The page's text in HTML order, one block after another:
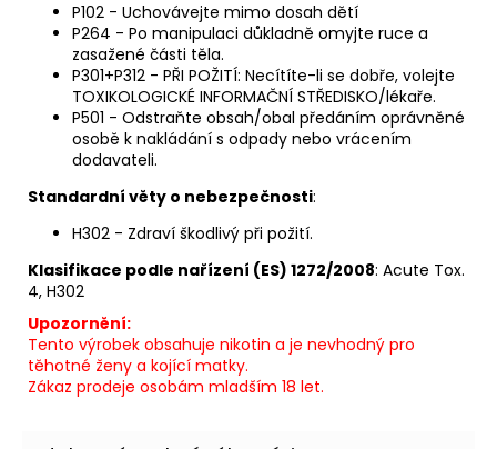
P102 - Uchovávejte mimo dosah dětí
P264 - Po manipulaci důkladně omyjte ruce a
zasažené části těla.
P301+P312 - PŘI POŽITÍ: Necítíte-li se dobře, volejte
TOXIKOLOGICKÉ INFORMAČNÍ STŘEDISKO/lékaře.
P501 - Odstraňte obsah/obal předáním oprávněné
osobě k nakládání s odpady nebo vrácením
dodavateli.
Standardní věty o nebezpečnosti:
H302 - Zdraví škodlivý při požití.
Klasifikace podle nařízení (ES) 1272/2008: Acute Tox.
4, H302
Upozornění:
Tento výrobek obsahuje nikotin a je nevhodný pro
těhotné ženy a kojící matky.
Zákaz prodeje osobám mladším 18 let.